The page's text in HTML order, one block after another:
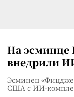
На
внедрили
Эсминец
США с ИИ-